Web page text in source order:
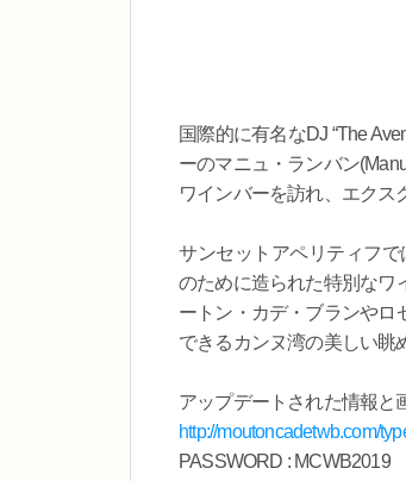
国際的に有名なDJ “The
ーのマニュ・ランバン
ワインバーを訪れ、エクス
サンセットアペリティフ
のために造られた特別なワ
ートン・カデ・ブランやロ
できるカンヌ湾の美しい眺
アップデートされた情報と
http://moutoncadetwb.com/
PASSWORD : MCWB2019